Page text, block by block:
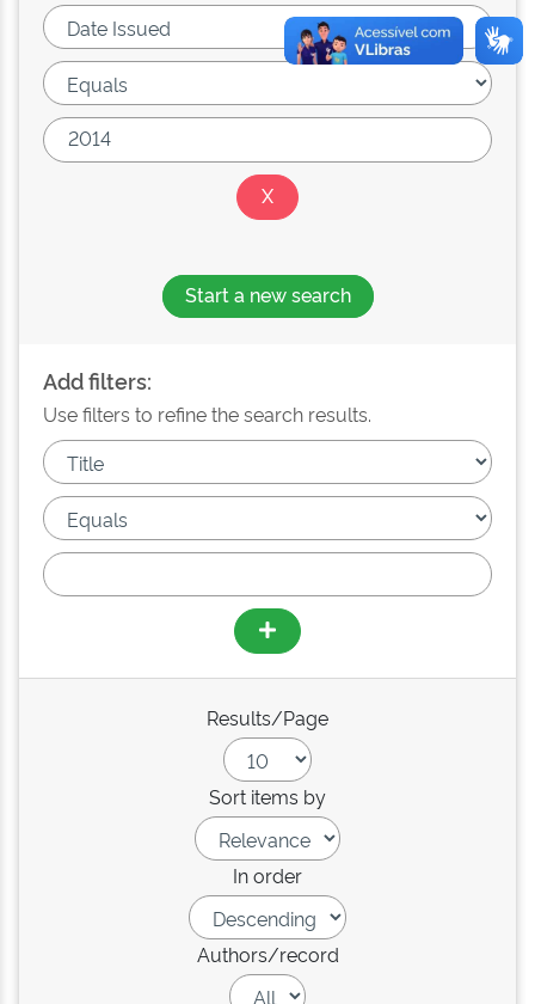
Start a new search
Add filters:
Use filters to refine the search results.
Results/Page
Sort items by
In order
Authors/record